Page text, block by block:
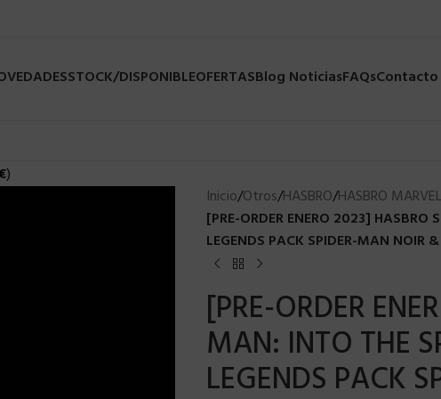
STOCK/DISPONIBLEOFERTASBlog NoticiasFAQsContacto
)
Inicio/Otros/HASBRO/HASBRO MARVEL
[PRE-ORDER ENERO 2023] HASBRO
LEGENDS PACK SPIDER-MAN NOIR
[PRE-ORDER
MAN: INTO THE
LEGENDS PACK